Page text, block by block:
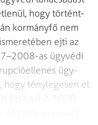
hogy történt-
kormányfő nem
ejti az
as ügyvédi
ügy­
hogy ténylegesen el